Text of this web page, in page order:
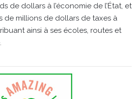
de dollars à l’économie de l’État, et
de millions de dollars de taxes à
ainsi à ses écoles, routes et